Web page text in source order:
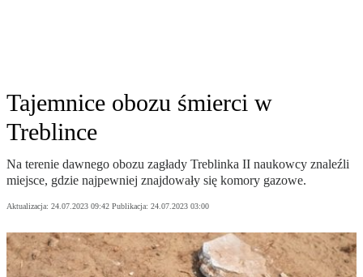
Tajemnice obozu śmierci w
Treblince
Na terenie dawnego obozu zagłady Treblinka II naukowcy znaleźli
miejsce, gdzie najpewniej znajdowały się komory gazowe.
Aktualizacja: 24.07.2023 09:42 Publikacja: 24.07.2023 03:00